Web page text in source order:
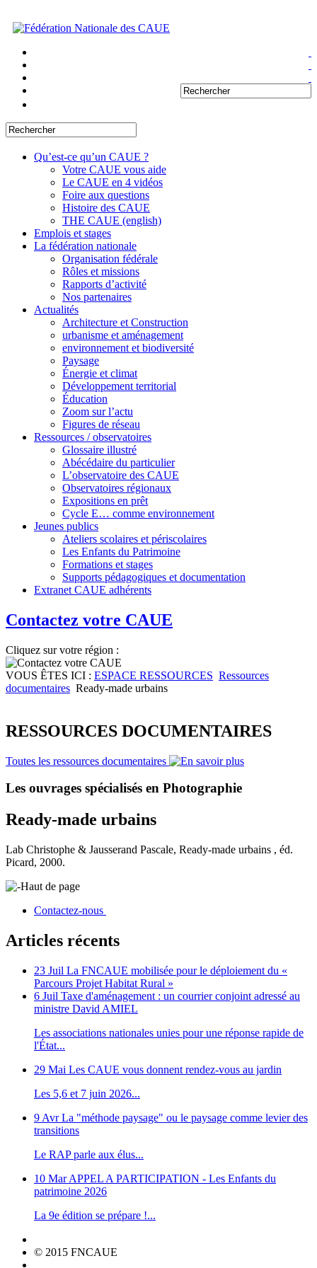
Qu’est-ce qu’un CAUE ?
Votre CAUE vous aide
Le CAUE en 4 vidéos
Foire aux questions
Histoire des CAUE
THE CAUE (english)
Emplois et stages
La fédération nationale
Organisation fédérale
Rôles et missions
Rapports d’activité
Nos partenaires
Actualités
Architecture et Construction
urbanisme et aménagement
environnement et biodiversité
Paysage
Énergie et climat
Développement territorial
Éducation
Zoom sur l’actu
Figures de réseau
Ressources / observatoires
Glossaire illustré
Abécédaire du particulier
L’observatoire des CAUE
Observatoires régionaux
Expositions en prêt
Cycle E… comme environnement
Jeunes publics
Ateliers scolaires et périscolaires
Les Enfants du Patrimoine
Formations et stages
Supports pédagogiques et documentation
Extranet CAUE adhérents
Contactez votre CAUE
Cliquez sur votre région :
VOUS ÊTES ICI : ESPACE RESSOURCES Ressources
documentaires Ready-made urbains
RESSOURCES DOCUMENTAIRES
Toutes les ressources documentaires
Les ouvrages spécialisés en Photographie
Ready-made urbains
Lab Christophe & Jausserand Pascale, Ready-made urbains , éd.
Picard, 2000.
Haut de page
Contactez-nous
Articles récents
23 Juil La FNCAUE mobilisée pour le déploiement du «
Parcours Projet Habitat Rural »
6 Juil Taxe d'aménagement : un courrier conjoint adressé au
ministre David AMIEL
Les associations nationales unies pour une réponse rapide de
l'État...
29 Mai Les CAUE vous donnent rendez-vous au jardin
Les 5,6 et 7 juin 2026...
9 Avr La "méthode paysage" ou le paysage comme levier des
transitions
Le RAP parle aux élus...
10 Mar APPEL A PARTICIPATION - Les Enfants du
patrimoine 2026
La 9e édition se prépare !...
© 2015 FNCAUE